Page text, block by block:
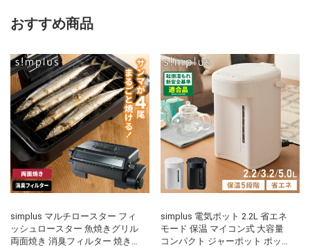
おすすめ商品
simplus マルチロースター フィ
ッシュロースター 魚焼きグリル
両面焼き 消臭フィルター 焼き魚
simplus 電気ポット 2.2L 省エネ
モード 保温 マイコン式 大容量
コンパクト ジャーポット ポット